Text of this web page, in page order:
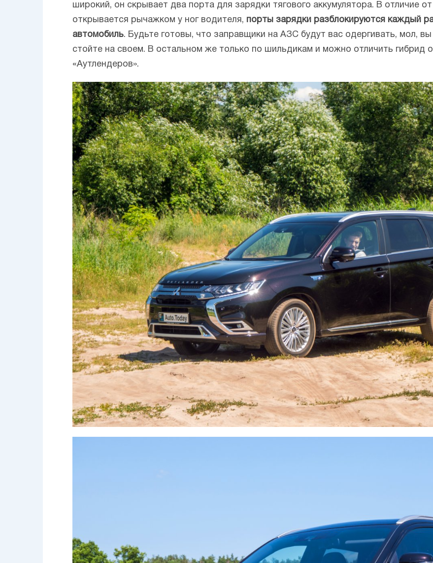
широкий, он скрывает два порта для зарядки тягового аккумулятора. В отличие
открывается рычажком у ног водителя, порты зарядки разблокируются каждый
автомобиль. Будьте готовы, что заправщики на АЗС будут вас одергивать, мол,
стойте на своем. В остальном же только по шильдикам и можно отличить гибрид
«Аутлендеров».